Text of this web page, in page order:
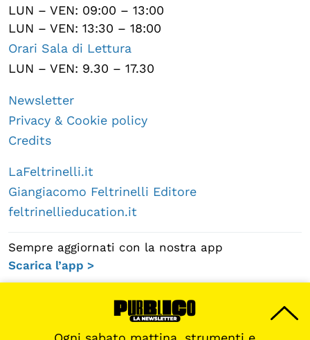
LUN – VEN: 09:00 – 13:00
LUN – VEN: 13:30 – 18:00
Orari Sala di Lettura
LUN – VEN: 9.30 – 17.30
Newsletter
Privacy & Cookie policy
Credits
LaFeltrinelli.it
Giangiacomo Feltrinelli Editore
feltrinellieducation.it
Sempre aggiornati con la nostra app
Scarica l’app >